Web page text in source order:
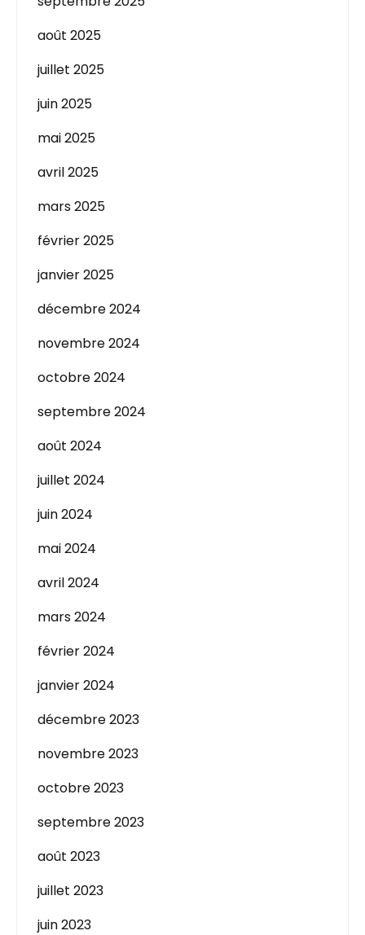
août 2025
juillet 2025
juin 2025
mai 2025
avril 2025
mars 2025
février 2025
janvier 2025
décembre 2024
novembre 2024
octobre 2024
septembre 2024
août 2024
juillet 2024
juin 2024
mai 2024
avril 2024
mars 2024
février 2024
janvier 2024
décembre 2023
novembre 2023
octobre 2023
septembre 2023
août 2023
juillet 2023
juin 2023